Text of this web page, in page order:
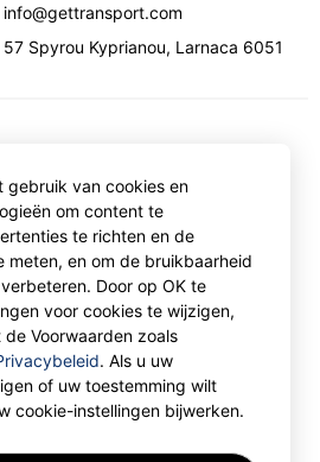
info@gettransport.com
57 Spyrou Kyprianou, Larnaca 6051
Limited. GetTransport®
International Limited.
gebruik van cookies en
om content te
te richten en de
en om de bruikbaarheid
Door op OK te
voor cookies te wijzigen,
Voorwaarden zoals
. Als u uw
of uw toestemming wilt
cookie-instellingen bijwerken.